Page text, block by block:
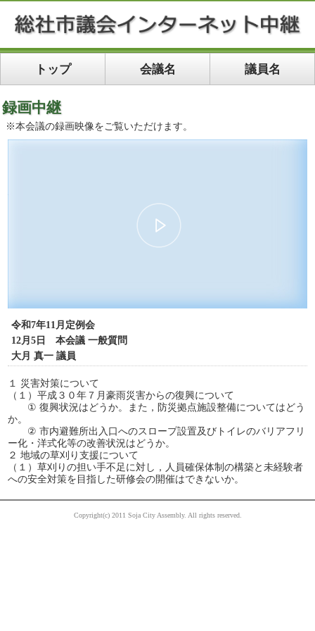
トップ 会議名 議員名
録画中継
※本会議の録画映像をご覧いただけます。
令和7年11月定例会
12月5日 本会議 一般質問
大月 真一 議員
１ 災害対策について
（１）平成３０年７月豪雨災害からの復興について
① 復興状況はどうか。また，防災拠点施設整備についてはどう
か。
② 市内避難所出入口へのスロープ設置及びトイレのバリアフリ
ー化・洋式化等の改善状況はどうか。
２ 地域の草刈り支援について
（１）草刈りの担い手不足に対し，人員確保体制の構築と未経験者
への安全対策を目指した研修会の開催はできないか。
Copyright(c) 2011 Soja City Assembly. All rights reserved.